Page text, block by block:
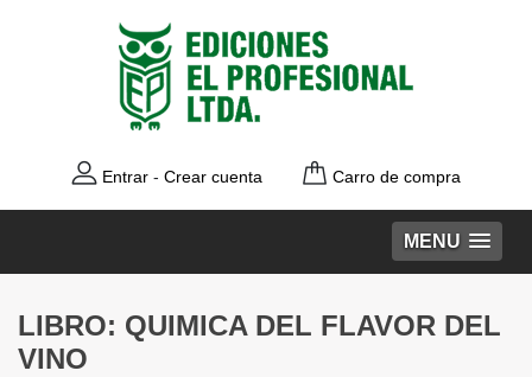
Entrar - Crear cuenta Carro de compra
MENU
LIBRO: QUIMICA DEL FLAVOR DEL
VINO